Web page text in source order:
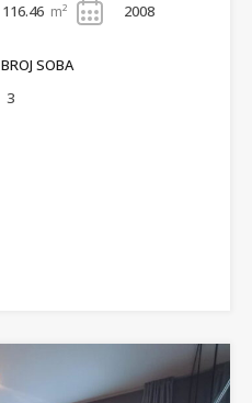
116.46 m²
2008
BROJ SOBA
3